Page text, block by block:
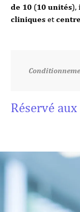
de 10 (10 unités),
cliniques et
Réservé